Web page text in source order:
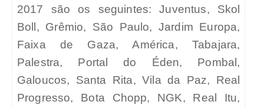
2017 são os seguintes: Juventus, Skol
Boll, Grêmio, São Paulo, Jardim Europa,
Faixa de Gaza, América, Tabajara,
Palestra, Portal do Éden, Pombal,
Galoucos, Santa Rita, Vila da Paz, Real
Progresso, Bota Chopp, NGK, Real Itu,